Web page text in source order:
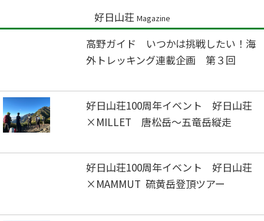
好日山荘 Magazine
高野ガイド いつかは挑戦したい！海
外トレッキング連載企画 第３回
好日山荘100周年イベント 好日山荘
×MILLET 唐松岳～五竜岳縦走
好日山荘100周年イベント 好日山荘
×MAMMUT 硫黄岳登頂ツアー